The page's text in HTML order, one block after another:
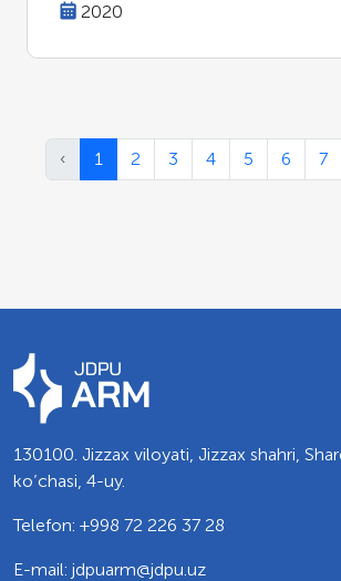
2020
‹ 1 2 3 4 5 6 7
130100. Jizzax viloyati, Jizzax shahri,
ko’chasi, 4-uy.
Telefon: +998 72 226 37 28
E-mail: jdpuarm@jdpu.uz